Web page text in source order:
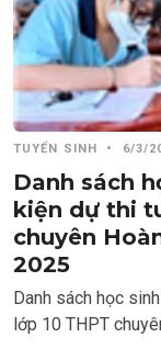
TUYỂN SINH • 6/3/
Danh sách
kiện dự thi
chuyên
2025
Danh sách học
lớp 10 THPT